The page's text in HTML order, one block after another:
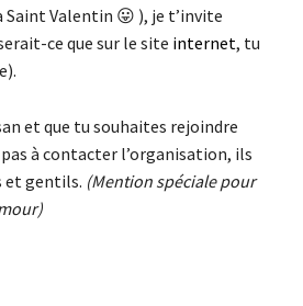
Valentin 😛 ), je t’invite
ce que sur le site internet, tu
et que tu souhaites rejoindre
à contacter l’organisation, ils
et gentils. (Mention spéciale pour